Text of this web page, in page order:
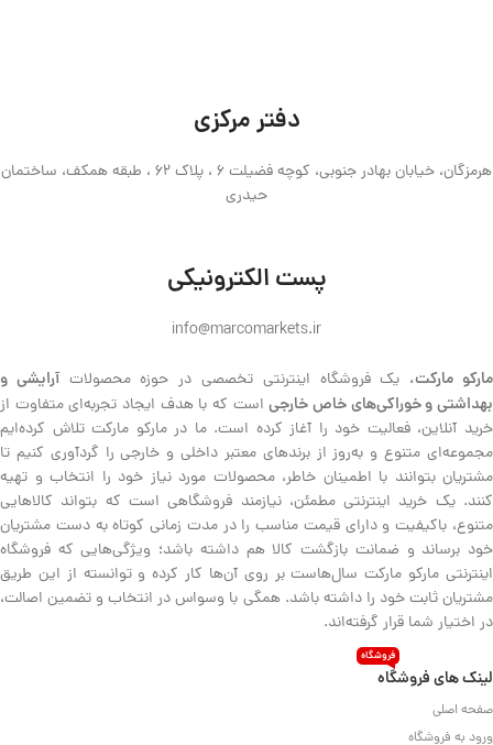
دفتر مرکزی
هرمزگان، خیابان بهادر جنوبی، کوچه فضیلت 6 ، پلاک 62 ، طبقه همکف، ساختمان
حیدری
پست الکترونیکی
info@marcomarkets.ir
مارکو مارکت، یک فروشگاه اینترنتی تخصصی در حوزه محصولاتآرایشی و
بهداشتی و خوراکی‌های خاص خارجیاست که با هدف ایجاد تجربه‌ای متفاوت از
خرید آنلاین، فعالیت خود را آغاز کرده است. ما در مارکو مارکت تلاش کرده‌ایم
مجموعه‌ای متنوع و به‌روز از برندهای معتبر داخلی و خارجی را گردآوری کنیم تا
مشتریان بتوانند با اطمینان خاطر، محصولات مورد نیاز خود را انتخاب و تهیه
کنند. یک خرید اینترنتی مطمئن، نیازمند فروشگاهی است که بتواند کالاهایی
متنوع، باکیفیت و دارای قیمت مناسب را در مدت زمانی کوتاه به دست مشتریان
خود برساند و ضمانت بازگشت کالا هم داشته باشد؛ ویژگی‌هایی که فروشگاه
اینترنتی مارکو مارکت سال‌هاست بر روی آن‌ها کار کرده و توانسته از این طریق
مشتریان ثابت خود را داشته باشد. همگی با وسواس در انتخاب و تضمین اصالت،
در اختیار شما قرار گرفته‌اند.
لینک های فروشگاه
فروشگاه
صفحه اصلی
ورود به فروشگاه